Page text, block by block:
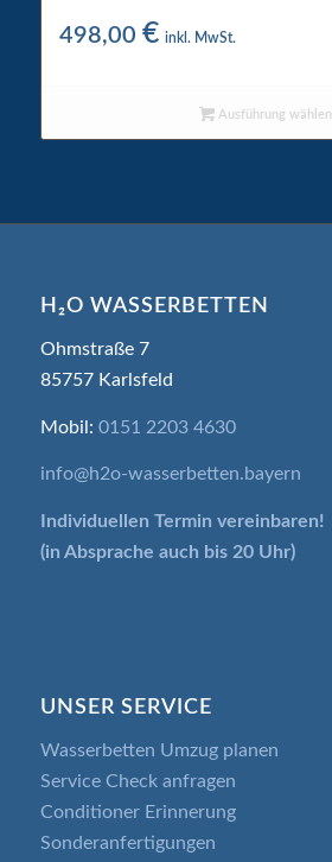
498,00 € inkl. MwSt.
Ausführung wählen
H₂O WASSERBETTEN
Ohmstraße 7
85757 Karlsfeld
Mobil: 0151 2203 4630
info@h2o-wasserbetten.bayern
Individuellen Termin vereinbaren!
(in Absprache auch bis 20 Uhr)
UNSER SERVICE
Wasserbetten Umzug planen
Service Check anfragen
Conditioner Erinnerung
Sonderanfertigungen